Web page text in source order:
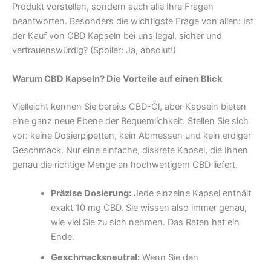
Produkt vorstellen, sondern auch alle Ihre Fragen
beantworten. Besonders die wichtigste Frage von allen: Ist
der Kauf von CBD Kapseln bei uns legal, sicher und
vertrauenswürdig? (Spoiler: Ja, absolut!)
Warum CBD Kapseln? Die Vorteile auf einen Blick
Vielleicht kennen Sie bereits CBD-Öl, aber Kapseln bieten
eine ganz neue Ebene der Bequemlichkeit. Stellen Sie sich
vor: keine Dosierpipetten, kein Abmessen und kein erdiger
Geschmack. Nur eine einfache, diskrete Kapsel, die Ihnen
genau die richtige Menge an hochwertigem CBD liefert.
Präzise Dosierung:Jede einzelne Kapsel enthält
exakt 10 mg CBD. Sie wissen also immer genau,
wie viel Sie zu sich nehmen. Das Raten hat ein
Ende.
Geschmacksneutral:Wenn Sie den